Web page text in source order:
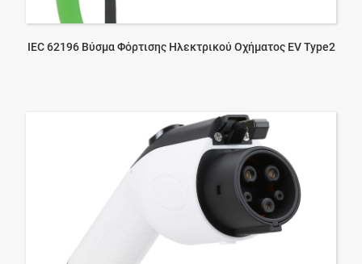
IEC 62196 Βύσμα Φόρτισης Ηλεκτρικού Οχήματος EV Type2